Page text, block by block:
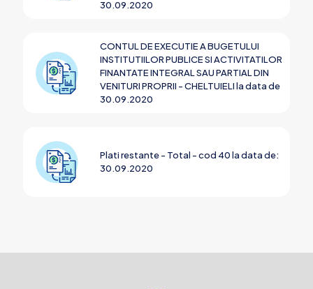
30.09.2020
CONTUL DE EXECUTIE A BUGETULUI
INSTITUTIILOR PUBLICE SI ACTIVITATILOR
FINANTATE INTEGRAL SAU PARTIAL DIN
VENITURI PROPRII - CHELTUIELI la data de
30.09.2020
Plati restante - Total - cod 40 la data de:
30.09.2020